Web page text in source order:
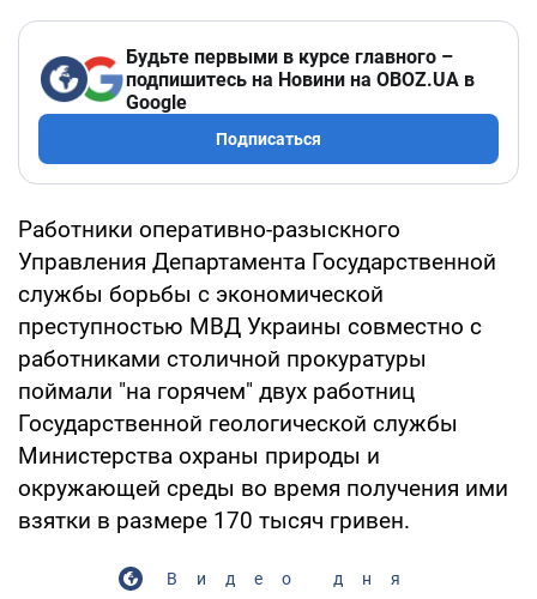
Будьте первыми в курсе главного –
подпишитесь на Новини на OBOZ.UA в
Google
Подписаться
Работники оперативно-разыскного
Управления Департамента Государственной
службы борьбы с экономической
преступностью МВД Украины совместно с
работниками столичной прокуратуры
поймали "на горячем" двух работниц
Государственной геологической службы
Министерства охраны природы и
окружающей среды во время получения ими
взятки в размере 170 тысяч гривен.
Видео дня